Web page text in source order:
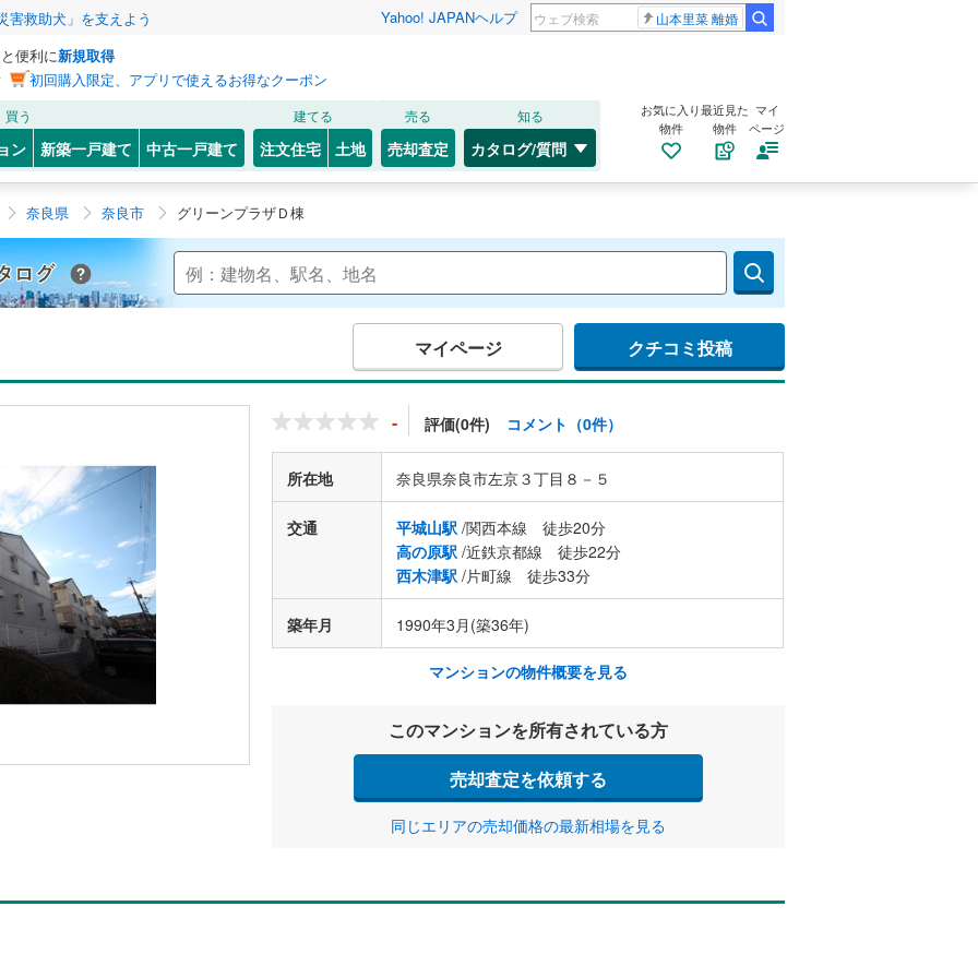
害救助犬」を支えよう Yahoo! JAPANヘルプ 山本里菜 離婚
便利に新規取得
初回購入限定、アプリで使えるお得なクーポン
買う
ン 新築一戸建て 中古一戸建て
建てる
注文住宅 土地
売る
売却査定
知る
カタログ/質問
お気に入り
物件
最近見た
物件
マイ
ページ
奈良県 奈良市 グリーンプラザＤ棟
Yahoo!不動産 マンションカタログ
マイページ クチコミ投稿
- 評価(0件) コメント（0件）
所在地 奈良県奈良市左京３丁目８－５
交通 平城山駅 /関西本線 徒歩20分
高の原駅 /近鉄京都線 徒歩22分
西木津駅 /片町線 徒歩33分
築年月 1990年3月(築36年)
マンションの物件概要を見る
このマンションを所有されている方
売却査定を依頼する
同じエリアの売却価格の最新相場を見る